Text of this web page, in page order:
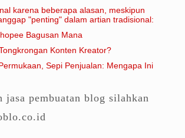
karena beberapa alasan, meskipun
"penting" dalam artian tradisional:
Bagusan Mana
Konten Kreator?
Sepi Penjualan: Mengapa Ini
jasa pembuatan blog silahkan